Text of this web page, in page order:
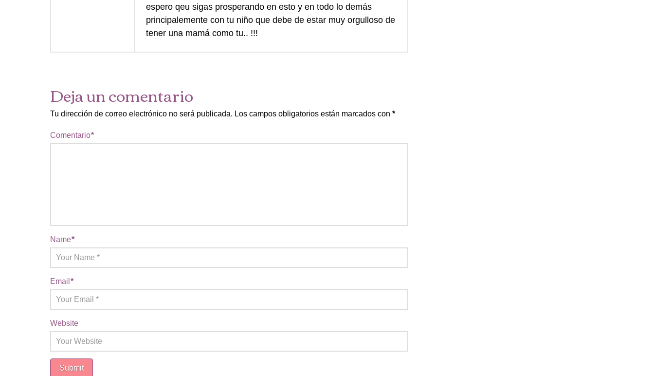
espero qeu sigas prosperando en esto y en todo lo demás
principalemente con tu niño que debe de estar muy orgulloso de
tener una mamá como tu.. !!!
Deja un comentario
Tu dirección de correo electrónico no será publicada. Los campos obligatorios están marcados con *
Comentario*
Name*
Email*
Website